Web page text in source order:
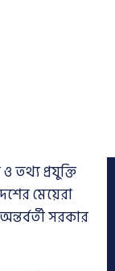
তথ্য প্রযুক্তি
মেয়েরা
সরকার